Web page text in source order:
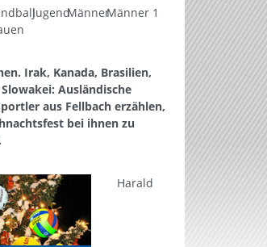
JugendMännerMänner 1
Irak, Kanada, Brasilien,
Ausländische
aus Fellbach erzählen,
bei ihnen zu
Harald